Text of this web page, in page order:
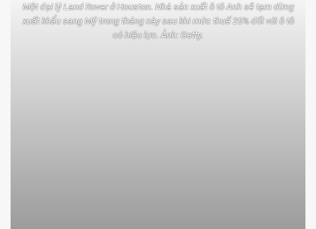
Một đại lý Land Rover ở Houston. Nhà sản xuất ô tô Anh sẽ tạm dừng
xuất khẩu sang Mỹ trong tháng này sau khi mức thuế 25% đối với ô tô
có hiệu lực. Ảnh: Getty.